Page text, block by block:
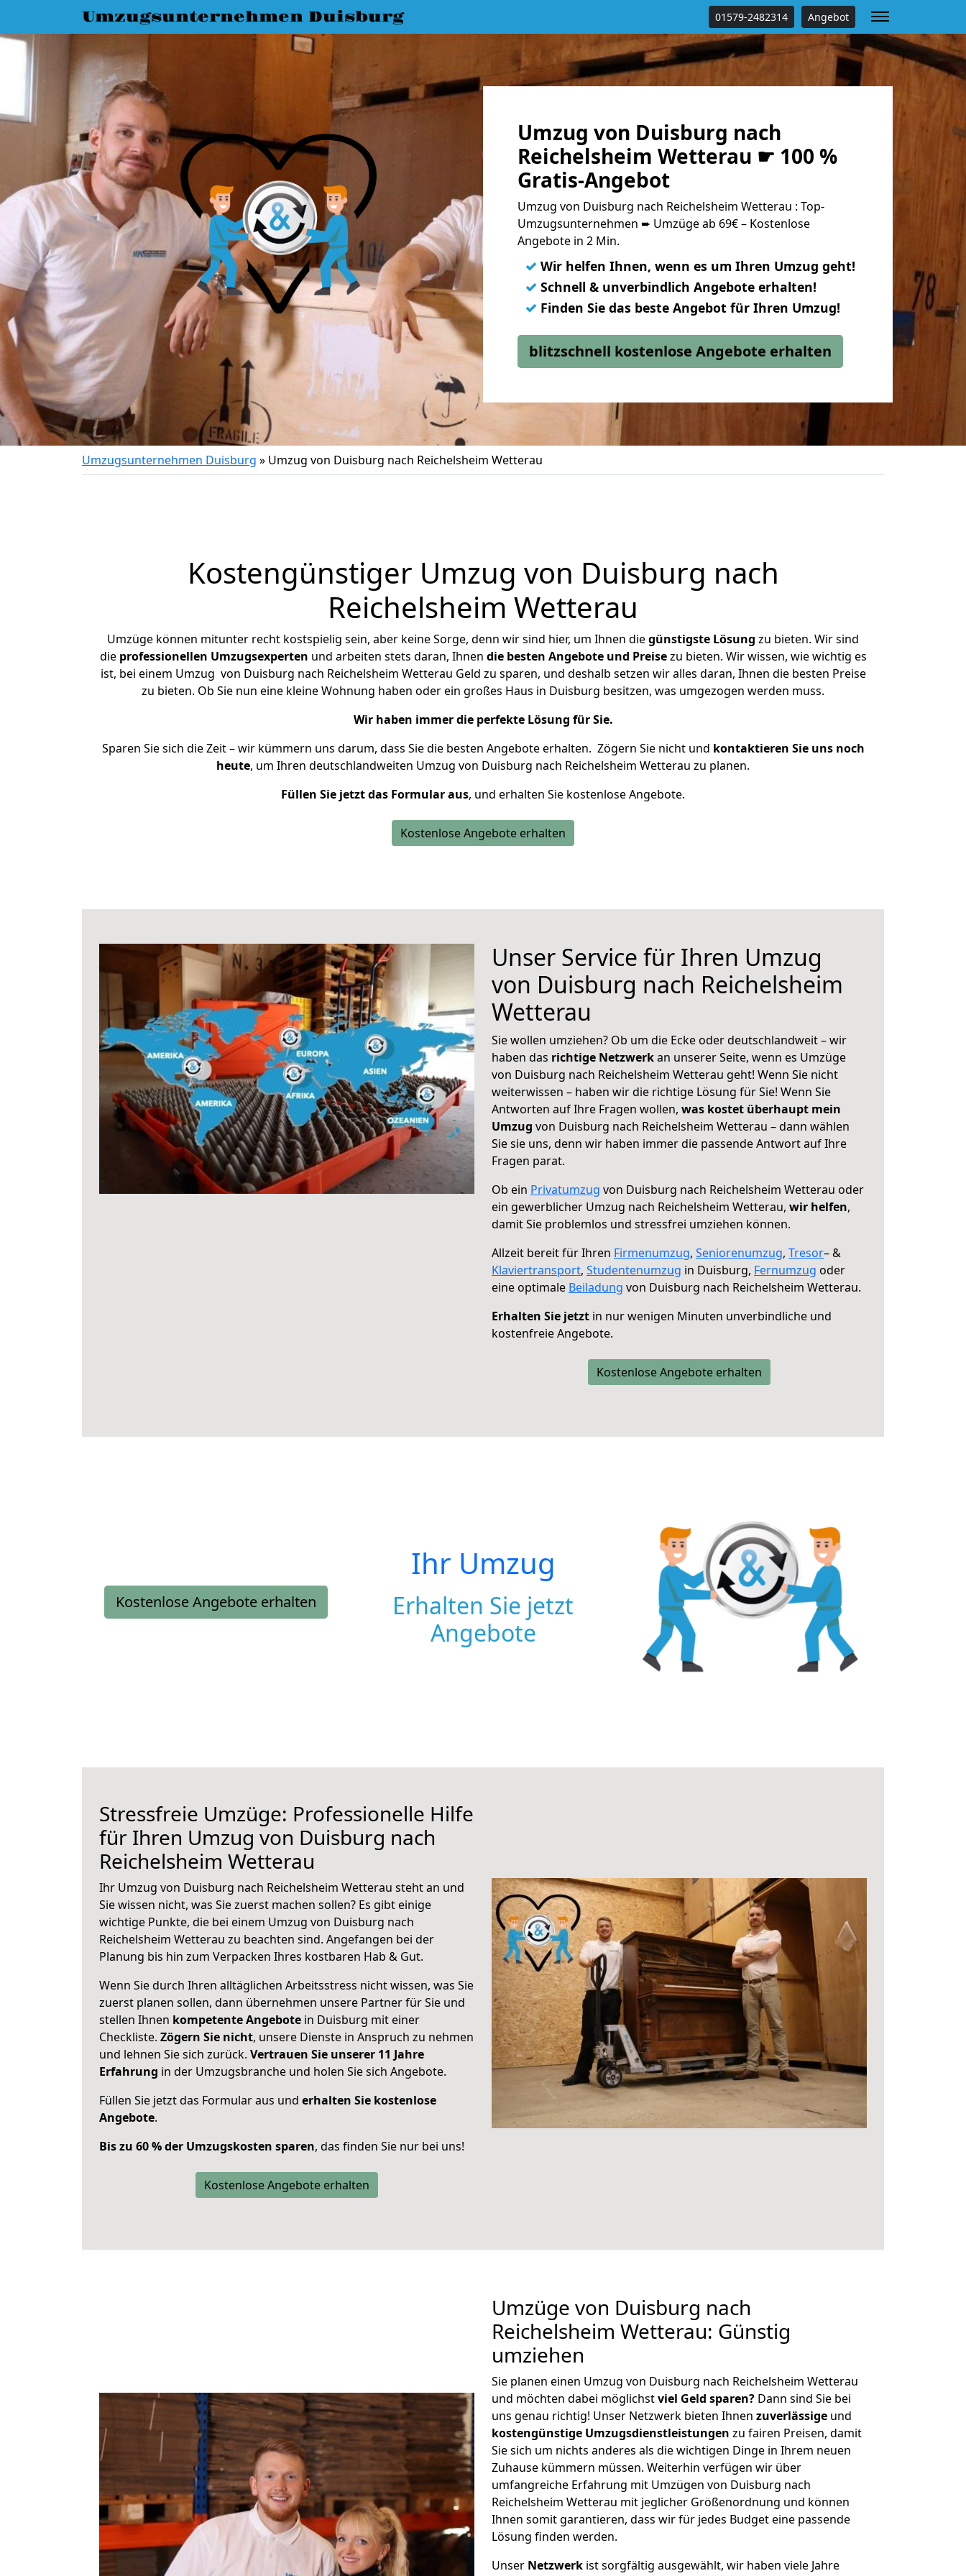
Umzugsunternehmen Duisburg 01579-2482314 Angebot
Umzug von Duisburg nach
Reichelsheim Wetterau ☛ 100 %
Gratis-Angebot
Umzug von Duisburg nach Reichelsheim Wetterau : Top-
Umzugsunternehmen ➨ Umzüge ab 69€ – Kostenlose
Angebote in 2 Min.
✓ Wir helfen Ihnen, wenn es um Ihren Umzug geht!
✓ Schnell & unverbindlich Angebote erhalten!
✓ Finden Sie das beste Angebot für Ihren Umzug!
blitzschnell kostenlose Angebote erhalten
Umzugsunternehmen Duisburg » Umzug von Duisburg nach Reichelsheim Wetterau
Kostengünstiger Umzug von Duisburg nach
Reichelsheim Wetterau
Umzüge können mitunter recht kostspielig sein, aber keine Sorge, denn wir sind hier, um Ihnen diegünstigste Lösung zu bieten. Wir sind
die professionellen Umzugsexperten und arbeiten stets daran, Ihnen die besten Angebote und Preisezu bieten. Wir wissen, wie wichtig es
ist, bei einem Umzug von Duisburg nach Reichelsheim Wetterau Geld zu sparen, und deshalb setzen wir alles daran, Ihnen die besten Preise
zu bieten. Ob Sie nun eine kleine Wohnung haben oder ein großes Haus in Duisburg besitzen, was umgezogen werden muss.
Wir haben immer die perfekte Lösung für Sie.
Sparen Sie sich die Zeit – wir kümmern uns darum, dass Sie die besten Angebote erhalten. Zögern Sie nicht und kontaktieren Sie uns noch
heute, um Ihren deutschlandweiten Umzug von Duisburg nach Reichelsheim Wetterau zu planen.
Füllen Sie jetzt das Formular aus, und erhalten Sie kostenlose Angebote.
Kostenlose Angebote erhalten
Unser Service für Ihren Umzug
von Duisburg nach Reichelsheim
Wetterau
Sie wollen umziehen? Ob um die Ecke oder deutschlandweit – wir
haben das richtige Netzwerkan unserer Seite, wenn es Umzüge
von Duisburg nach Reichelsheim Wetterau geht! Wenn Sie nicht
weiterwissen – haben wir die richtige Lösung für Sie! Wenn Sie
Antworten auf Ihre Fragen wollen, was kostet überhaupt mein
Umzug von Duisburg nach Reichelsheim Wetterau – dann wählen
Sie sie uns, denn wir haben immer die passende Antwort auf Ihre
Fragen parat.
Ob ein Privatumzug von Duisburg nach Reichelsheim Wetterau oder
ein gewerblicher Umzug nach Reichelsheim Wetterau, wir helfen,
damit Sie problemlos und stressfrei umziehen können.
Allzeit bereit für Ihren Firmenumzug, Seniorenumzug, Tresor– &
Klaviertransport, Studentenumzug in Duisburg, Fernumzug oder
eine optimale Beiladung von Duisburg nach Reichelsheim Wetterau.
Erhalten Sie jetzt in nur wenigen Minuten unverbindliche und
kostenfreie Angebote.
Kostenlose Angebote erhalten
Kostenlose Angebote erhalten
Ihr Umzug
Erhalten Sie jetzt
Angebote
Stressfreie Umzüge: Professionelle Hilfe
für Ihren Umzug von Duisburg nach
Reichelsheim Wetterau
Ihr Umzug von Duisburg nach Reichelsheim Wetterau steht an und
Sie wissen nicht, was Sie zuerst machen sollen? Es gibt einige
wichtige Punkte, die bei einem Umzug von Duisburg nach
Reichelsheim Wetterau zu beachten sind. Angefangen bei der
Planung bis hin zum Verpacken Ihres kostbaren Hab & Gut.
Wenn Sie durch Ihren alltäglichen Arbeitsstress nicht wissen, was Sie
zuerst planen sollen, dann übernehmen unsere Partner für Sie und
stellen Ihnen kompetente Angebote in Duisburg mit einer
Checkliste. Zögern Sie nicht, unsere Dienste in Anspruch zu nehmen
und lehnen Sie sich zurück. Vertrauen Sie unserer 11 Jahre
Erfahrung in der Umzugsbranche und holen Sie sich Angebote.
Füllen Sie jetzt das Formular aus und erhalten Sie kostenlose
Angebote.
Bis zu 60 % der Umzugskosten sparen, das finden Sie nur bei uns!
Kostenlose Angebote erhalten
Umzüge von Duisburg nach
Reichelsheim Wetterau: Günstig
umziehen
Sie planen einen Umzug von Duisburg nach Reichelsheim Wetterau
und möchten dabei möglichstviel Geld sparen? Dann sind Sie bei
uns genau richtig! Unser Netzwerk bieten Ihnen zuverlässige und
kostengünstige Umzugsdienstleistungen zu fairen Preisen, damit
Sie sich um nichts anderes als die wichtigen Dinge in Ihrem neuen
Zuhause kümmern müssen. Weiterhin verfügen wir über
umfangreiche Erfahrung mit Umzügen von Duisburg nach
Reichelsheim Wetterau mit jeglicher Größenordnung und können
Ihnen somit garantieren, dass wir für jedes Budget eine passende
Lösung finden werden.
Unser Netzwerk ist sorgfältig ausgewählt, wir haben viele Jahre